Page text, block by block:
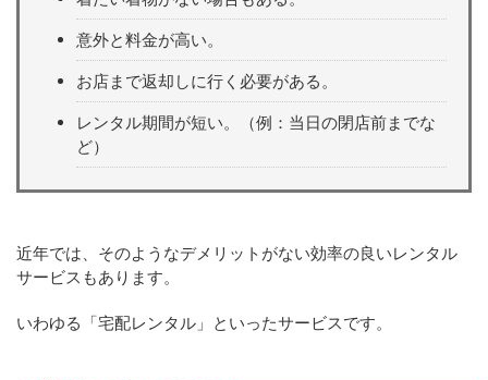
意外と料金が高い。
お店まで返却しに行く必要がある。
レンタル期間が短い。（例：当日の閉店前までな
ど）
近年では、そのようなデメリットがない効率の良いレンタル
サービスもあります。
いわゆる「宅配レンタル」といったサービスです。